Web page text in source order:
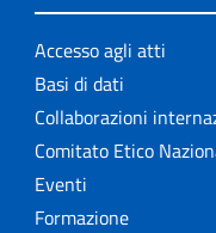
Accesso agli atti
Basi di dati
Collaborazioni
Comitato Etico
Eventi
Formazione